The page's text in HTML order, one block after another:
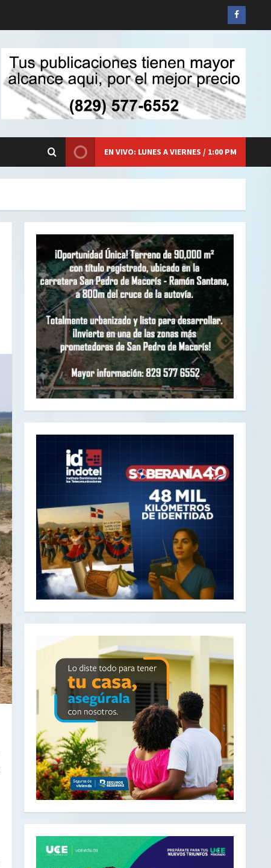
Siganos
en
EN VIVO: LUNES A VIERNES / 1:00 PM